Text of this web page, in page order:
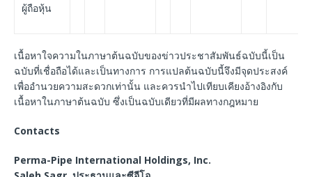
ผู้ถือหุ้น
เนื้อหาใจความในภาษาต้นฉบับของข่าวประชาสัมพันธ์ฉบับนี้เป็น
ฉบับที่เชื่อถือได้และเป็นทางการ การแปลต้นฉบับนี้จึงมีจุดประสงค์
เพื่ออำนวยความสะดวกเท่านั้น และควรนำไปเทียบเคียงอ้างอิงกับ
เนื้อหาในภาษาต้นฉบับ ซึ่งเป็นฉบับเดียวที่มีผลทางกฎหมาย
Contacts
Perma-Pipe International Holdings, Inc.